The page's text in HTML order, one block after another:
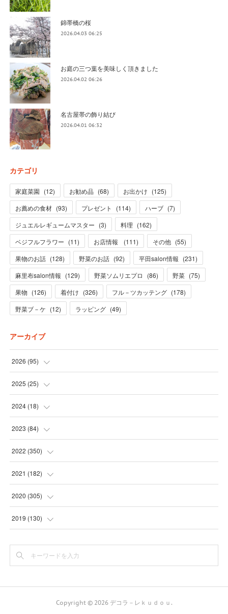
錦帯橋の桜
2026.04.03 06:25
お庭の三つ葉を美味しく頂きました
2026.04.02 06:26
名古屋帯の飾り結び
2026.04.01 06:32
カテゴリ
家庭菜園 (12) お勧め品 (68) お出かけ (125)
お薦めの食材 (93) プレゼント (114) ハーブ (7)
ジュエルレギュームマスター (3) 料理 (162)
ベジフルフラワー (11) お店情報 (111) その他 (55)
果物のお話 (128) 野菜のお話 (92) 平田salon情報 (231)
麻里布salon情報 (129) 野菜ソムリエプロ (86) 野菜 (75)
果物 (126) 着付け (326) フル－ツカッテング (178)
野菜ブ－ケ (12) ラッピング (49)
アーカイブ
2026 (95)
(5
(31 )
(28
(31
2025 (25)
(3
(19 )
(1)
(1)
2024(18)
(1
(12
(2)
(1)
2023 (84)
(1)
(24
(24
(1)
(1)
2022 (350)
(16
(30
(31
(31)
2021 (182)
(25
(17
(9
2020 (305)
(31
(
2019 (130)
(
Copyright © 2026 デコラ－レｋｕｄｏｕ .